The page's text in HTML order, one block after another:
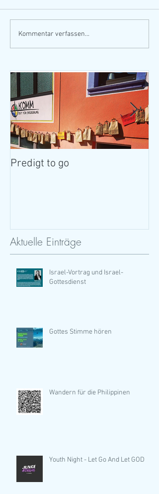
Kommentar verfassen...
Predigt to go
Aktuelle Einträge
Israel-Vortrag und Israel-
Gottesdienst
Gottes Stimme hören
Wandern für die Philippinen
Youth Night - Let Go And Let GOD